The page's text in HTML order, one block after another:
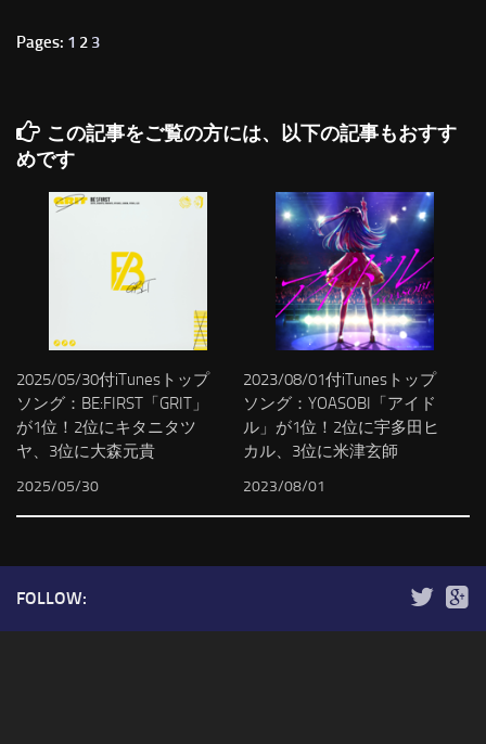
Pages: 1 2 3
この記事をご覧の方には、以下の記事もおすす
めです
2025/05/30付iTunesトップ
ソング：BE:FIRST「GRIT」
が1位！2位にキタニタツ
ヤ、3位に大森元貴
2025/05/30
2023/08/01付iTunesトップ
ソング：YOASOBI「アイド
ル」が1位！2位に宇多田ヒ
カル、3位に米津玄師
2023/08/01
FOLLOW: